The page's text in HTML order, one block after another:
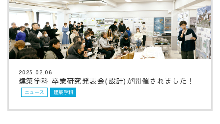
2025.02.06
建築学科 卒業研究発表会(設計)が開催されました！
ニュース 建築学科